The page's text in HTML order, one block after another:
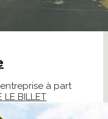
à part
LE BILLET